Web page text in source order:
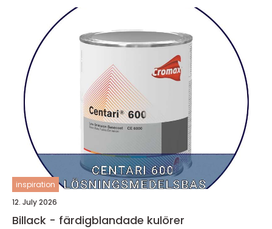
inspiration
12. July 2026
Billack - färdigblandade kulörer